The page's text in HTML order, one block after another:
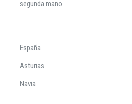
segunda mano
España
Asturias
Navia